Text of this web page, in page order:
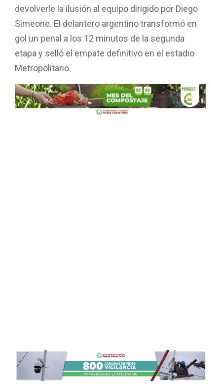
devolverle la ilusión al equipo dirigido por Diego
Simeone. El delantero argentino transformó en
gol un penal a los 12 minutos de la segunda
etapa y selló el empate definitivo en el estadio
Metropolitano.